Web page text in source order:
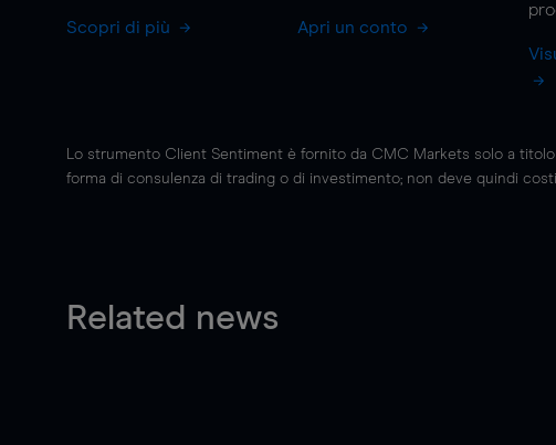
Scopri di più Apri un conto
Lo strumento Client Sentiment è fornito da CMC Markets solo a
forma di consulenza di trading o di investimento; non deve quindi
Related news